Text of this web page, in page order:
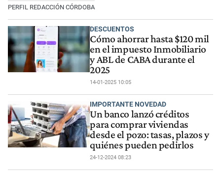
PERFIL REDACCIÓN CÓRDOBA
DESCUENTOS
Cómo ahorrar hasta $120 mil
en el impuesto Inmobiliario
y ABL de CABA durante el
2025
14-01-2025 10:05
IMPORTANTE NOVEDAD
Un banco lanzó créditos
para comprar viviendas
desde el pozo: tasas, plazos y
quiénes pueden pedirlos
24-12-2024 08:23